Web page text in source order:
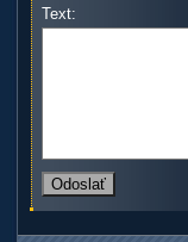
Text: